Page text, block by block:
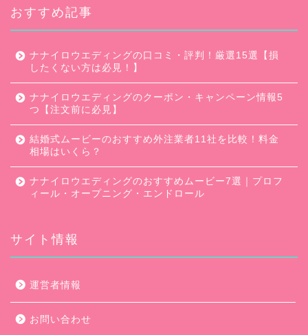
おすすめ記事
ナナイロウエディングの口コミ・評判！厳選15選【損
したくない方は必見！】
ナナイロウエディングのクーポン・キャンペーン情報5
つ【注文前に必見】
結婚式ムービーのおすすめ外注業者11社を比較！料金
相場はいくら？
ナナイロウエディングのおすすめムービー7選｜プロフ
ィール・オープニング・エンドロール
サイト情報
運営者情報
お問い合わせ